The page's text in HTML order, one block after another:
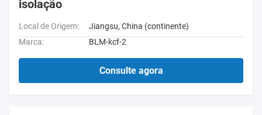
isolação
Local de Origem:
Jiangsu, China (continente)
Marca:
BLM-kcf-2
Consulte agora